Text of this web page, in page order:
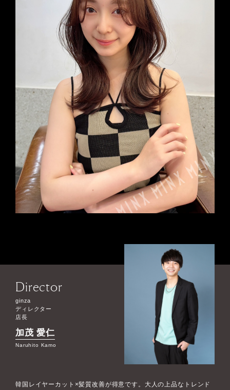
Director
ginza
ディレクター
店長
加茂 愛仁
Naruhito Kamo
韓国レイヤーカット×髪質改善が得意です。大人の上品なトレンド